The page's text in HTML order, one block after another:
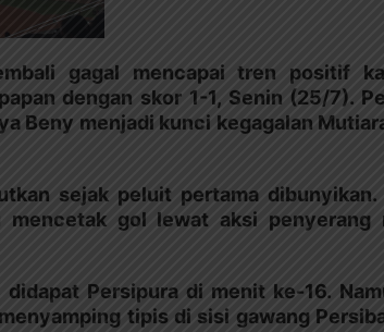
gagal mencapai tren positif
dengan skor 1-1, Senin (25/7).
Beny menjadi kunci kegagalan
sejak peluit pertama
mencetak gol lewat aksi penyerang
didapat Persipura di menit ke-16.
tipis di sisi gawang